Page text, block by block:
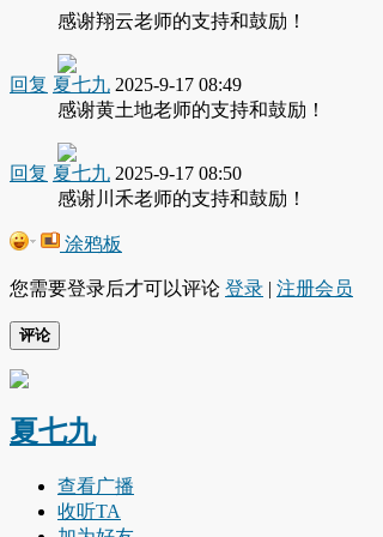
感谢翔云老师的支持和鼓励！
回复 夏七九 2025-9-17 08:49
感谢黄土地老师的支持和鼓励！
回复 夏七九 2025-9-17 08:50
感谢川禾老师的支持和鼓励！
涂鸦板
您需要登录后才可以评论 登录 | 注册会员
评论
夏七九
查看广播
收听TA